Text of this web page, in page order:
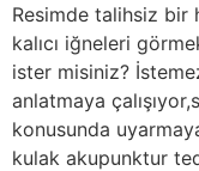
Resimde talihsiz bir
kalıcı iğneleri
ister misiniz?
anlatmaya
konusunda
kulak akupunktur